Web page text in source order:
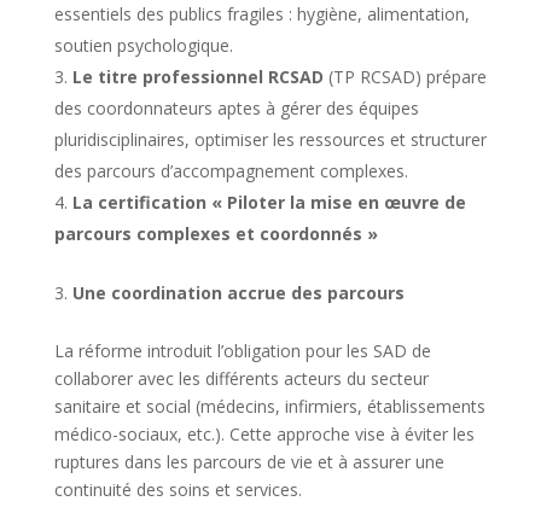
essentiels des publics fragiles : hygiène, alimentation,
soutien psychologique.
Le titre professionnel RCSAD (TP RCSAD) prépare
des coordonnateurs aptes à gérer des équipes
pluridisciplinaires, optimiser les ressources et structurer
des parcours d’accompagnement complexes.
La certification « Piloter la mise en œuvre de
parcours complexes et coordonnés »
Une coordination accrue des parcours
La réforme introduit l’obligation pour les SAD de
collaborer avec les différents acteurs du secteur
sanitaire et social (médecins, infirmiers, établissements
médico-sociaux, etc.). Cette approche vise à éviter les
ruptures dans les parcours de vie et à assurer une
continuité des soins et services.